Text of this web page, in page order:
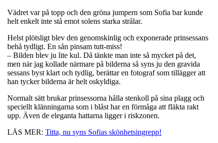
Vädret var på topp och den gröna jumpern som Sofia bar kunde
helt enkelt inte stå emot solens starka strålar.
Helst plötsligt blev den genomskinlig och exponerade prinsessans
behå tydligt. En sån pinsam tutt-miss!
– Bilden blev ju lite kul. Då tänkte man inte så mycket på det,
men när jag kollade närmare på bilderna så syns ju den gravida
sessans byst klart och tydlig, berättar en fotograf som tillägger att
han tycker bilderna är helt oskyldiga.
Normalt sätt brukar prinsessorna hålla stenkoll på sina plagg och
speciellt klänningarna som i blåst har en förmåga att fläkta rakt
upp. Även de eleganta hattarna ligger i riskzonen.
LÄS MER: Titta, nu syns Sofias skönhetsingrepp!